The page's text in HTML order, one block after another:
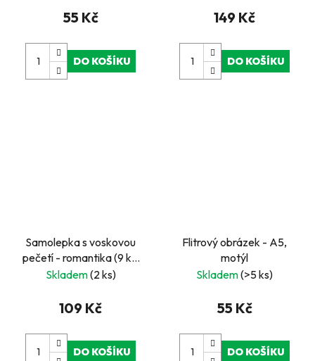
55 Kč
DO KOŠÍKU
149 Kč
DO KOŠÍKU
Samolepka s voskovou
pečetí - romantika (9 ks,
Ø 25 - 33 mm)
Skladem(2 ks)
109 Kč
DO KOŠÍKU
Flitrový obrázek - A5,
motýl
Skladem(>5 ks)
55 Kč
DO KOŠÍKU